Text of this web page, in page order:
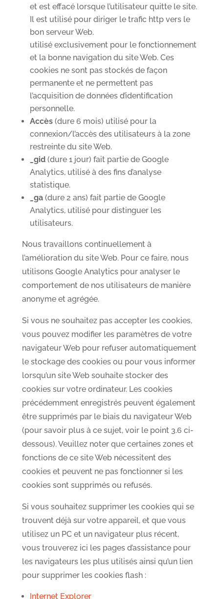
et est effacé lorsque l’utilisateur quitte le site.
Il est utilisé pour diriger le trafic http vers le
bon serveur Web.
utilisé exclusivement pour le fonctionnement
et la bonne navigation du site Web. Ces
cookies ne sont pas stockés de façon
permanente et ne permettent pas
l’acquisition de données d’identification
personnelle.
Accès(dure 6 mois) utilisé pour la
connexion/l’accès des utilisateurs à la zone
restreinte du site Web.
_gid(dure 1 jour) fait partie de Google
Analytics, utilisé à des fins d’analyse
statistique.
_ga(dure 2 ans) fait partie de Google
Analytics, utilisé pour distinguer les
utilisateurs.
Nous travaillons continuellement à
l’amélioration du site Web. Pour ce faire, nous
utilisons Google Analytics pour analyser le
comportement de nos utilisateurs de manière
anonyme et agrégée.
Si vous ne souhaitez pas accepter les cookies,
vous pouvez modifier les paramètres de votre
navigateur Web pour refuser automatiquement
le stockage des cookies ou pour vous informer
lorsqu’un site Web souhaite stocker des
cookies sur votre ordinateur. Les cookies
précédemment enregistrés peuvent également
être supprimés par le biais du navigateur Web
(pour savoir plus à ce sujet, voir le point 3.6 ci-
dessous). Veuillez noter que certaines zones et
fonctions de ce site Web nécessitent des
cookies et peuvent ne pas fonctionner si les
cookies sont supprimés ou refusés.
Si vous souhaitez supprimer les cookies qui se
trouvent déjà sur votre appareil, et que vous
utilisez un PC et un navigateur plus récent,
vous trouverez ici les pages d’assistance pour
les navigateurs les plus utilisés ainsi qu’un lien
pour supprimer les cookies flash :
Internet Explorer